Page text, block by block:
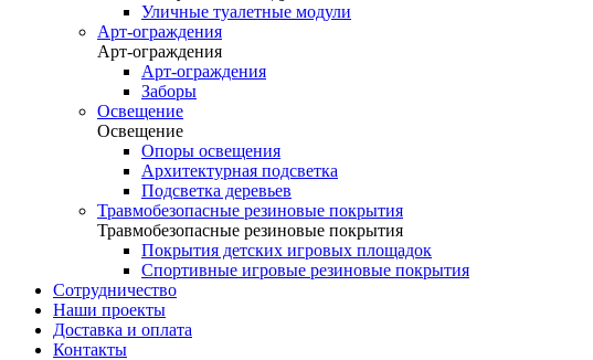
Уличные туалетные модули
Арт-ограждения
Арт-ограждения
Арт-ограждения
Заборы
Освещение
Освещение
Опоры освещения
Архитектурная подсветка
Подсветка деревьев
Травмобезопасные резиновые покрытия
Травмобезопасные резиновые покрытия
Покрытия детских игровых площадок
Спортивные игровые резиновые покрытия
Сотрудничество
Наши проекты
Доставка и оплата
Контакты